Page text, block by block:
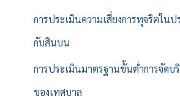
การประเมินความเสี่ยงการทุจริตในป
กับสินบน
การประเมินมาตรฐานขั้นต่ำการจัดบ
ของเทศบาล